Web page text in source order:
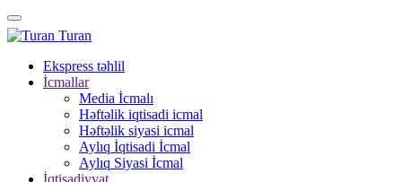
Turan
Ekspress təhlil
İcmallar
Media İcmalı
Həftəlik iqtisadi icmal
Həftəlik siyasi icmal
Aylıq İqtisadi İcmal
Aylıq Siyasi İcmal
İqtisadiyyat